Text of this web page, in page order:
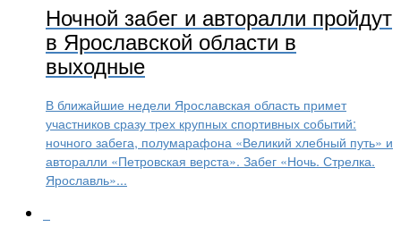
Ночной забег и авторалли пройдут
в Ярославской области в
выходные
В ближайшие недели Ярославская область примет
участников сразу трех крупных спортивных событий:
ночного забега, полумарафона «Великий хлебный путь» и
авторалли «Петровская верста». Забег «Ночь. Стрелка.
Ярославль»...